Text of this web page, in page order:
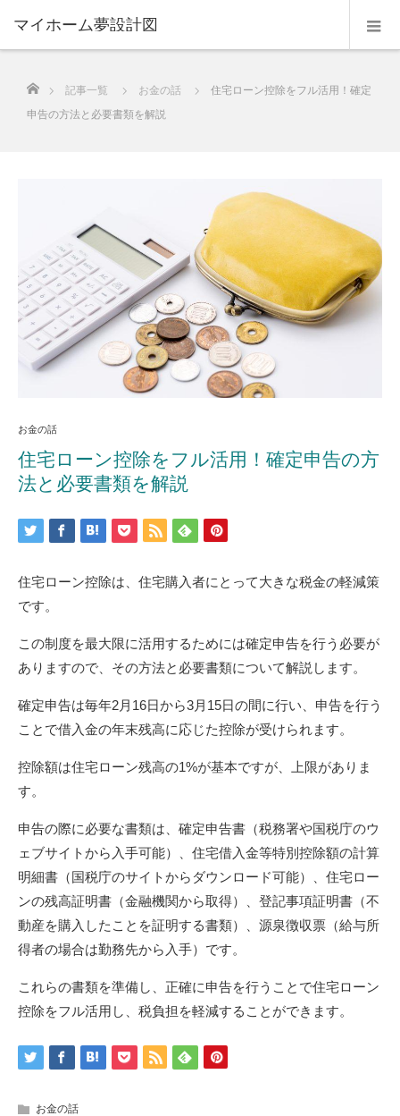
マイホーム夢設計図
ホーム
記事一覧 お金の話
住宅ローン控除をフル活用！確定
申告の方法と必要書類を解説
お金の話
住宅ローン控除をフル活用！確定申告の方
法と必要書類を解説
住宅ローン控除は、住宅購入者にとって大きな税金の軽減策
です。
この制度を最大限に活用するためには確定申告を行う必要が
ありますので、その方法と必要書類について解説します。
確定申告は毎年2月16日から3月15日の間に行い、申告を行う
ことで借入金の年末残高に応じた控除が受けられます。
控除額は住宅ローン残高の1%が基本ですが、上限がありま
す。
申告の際に必要な書類は、確定申告書（税務署や国税庁のウ
ェブサイトから入手可能）、住宅借入金等特別控除額の計算
明細書（国税庁のサイトからダウンロード可能）、住宅ロー
ンの残高証明書（金融機関から取得）、登記事項証明書（不
動産を購入したことを証明する書類）、源泉徴収票（給与所
得者の場合は勤務先から入手）です。
これらの書類を準備し、正確に申告を行うことで住宅ローン
控除をフル活用し、税負担を軽減することができます。
お金の話